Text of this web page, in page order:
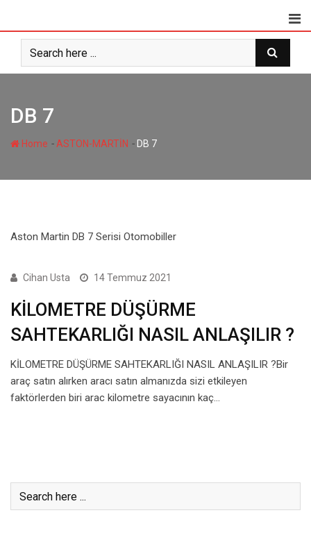
content
DB 7
Home - ASTON-MARTİN - DB 7
Aston Martin DB 7 Serisi Otomobiller
1 SERİSİ
Cihan Usta 14 Temmuz 2021
KİLOMETRE DÜŞÜRME
SAHTEKARLIĞI NASIL ANLAŞILIR ?
KİLOMETRE DÜŞÜRME SAHTEKARLIĞI NASIL ANLAŞILIR ?Bir
araç satın alırken aracı satın almanızda sizi etkileyen
faktörlerden biri arac kilometre sayacının kaç…